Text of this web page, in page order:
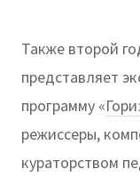
Также второй
представляет
программу «
режиссеры,
кураторством